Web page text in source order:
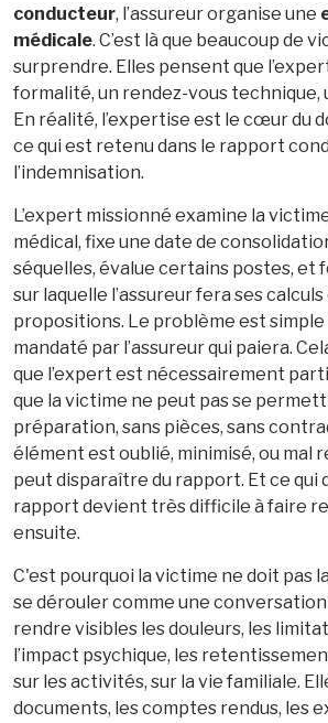
conducteur, l’assureur organise une
médicale. C’est là que beaucoup de
surprendre. Elles pensent que
formalité, un rendez-vous technique,
En réalité, l’expertise est le cœur du
ce qui est retenu dans le rapport
l’indemnisation.
L’expert missionné examine la
médical, fixe une date de
séquelles, évalue certains postes, et
sur laquelle l’assureur fera ses
propositions. Le problème est simple
mandaté par l’assureur qui paiera.
que l’expert est nécessairement
que la victime ne peut pas se
préparation, sans pièces, sans
élément est oublié, minimisé, ou mal
peut disparaître du rapport. Et ce qui
rapport devient très difficile à faire
ensuite.
C'est pourquoi la victime ne doit pas
se dérouler comme une conversation
rendre visibles les douleurs, les
l’impact psychique, les
sur les activités, sur la vie familiale.
documents, les comptes rendus, les